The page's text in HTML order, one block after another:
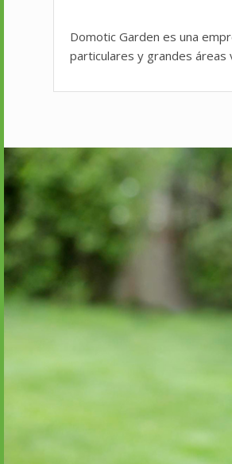
Domotic Garden es una
particulares y grandes áreas